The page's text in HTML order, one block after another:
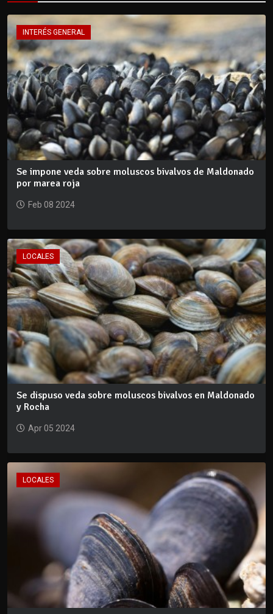
INTERÉS GENERAL
Se impone veda sobre moluscos bivalvos de Maldonado
por marea roja
Feb 08 2024
LOCALES
Se dispuso veda sobre moluscos bivalvos en Maldonado
y Rocha
Apr 05 2024
LOCALES